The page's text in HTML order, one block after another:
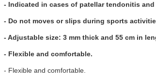
- Indicated in cases of patellar tendonitis
- Do not moves or slips during sports
- Adjustable size: 3 mm thick and 55 cm in
- Flexible and comfortable.
- Flexible and comfortable.